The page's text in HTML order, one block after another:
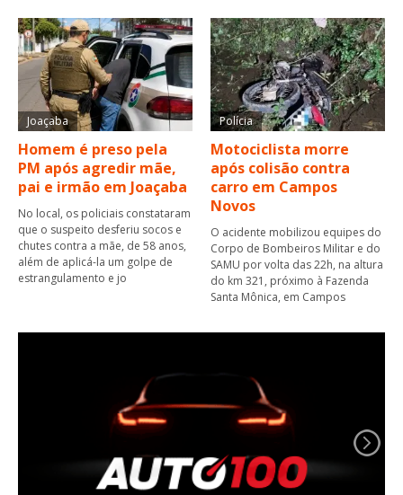
Joaçaba
Homem é preso pela
PM após agredir mãe,
pai e irmão em Joaçaba
No local, os policiais constataram
que o suspeito desferiu socos e
chutes contra a mãe, de 58 anos,
além de aplicá-la um golpe de
estrangulamento e jo
Polícia
Motociclista morre
após colisão contra
carro em Campos
Novos
O acidente mobilizou equipes do
Corpo de Bombeiros Militar e do
SAMU por volta das 22h, na altura
do km 321, próximo à Fazenda
Santa Mônica, em Campos